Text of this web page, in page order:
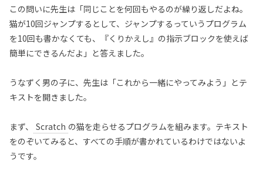
この問いに先生は「同じことを何回もやるのが繰り返しだよね。
猫が10回ジャンプするとして、ジャンプするっていうプログラム
を10回も書かなくても、『くりかえし』の指示ブロックを使えば
簡単にできるんだよ」と答えました。
うなずく男の子に、先生は「これから一緒にやってみよう」とテ
キストを開きました。
まず、 Scratch の猫を走らせるプログラムを組みます。テキスト
をのぞいてみると、すべての手順が書かれているわけではないよ
うです。